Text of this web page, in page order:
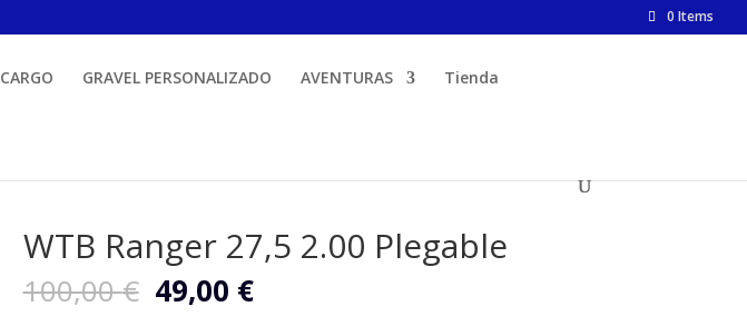
0 Items
CARGO GRAVEL PERSONALIZADO AVENTURAS Tienda
WTB Ranger 27,5 2.00 Plegable
100,00€ El
precio
49,00 €El
precio